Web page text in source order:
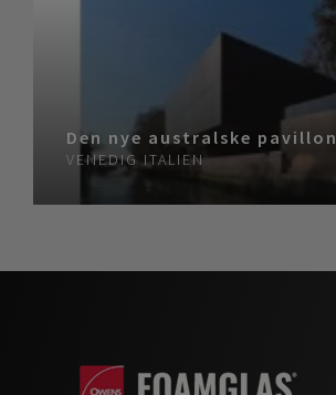
Den nye australske pavillon
VENEDIG ITALIEN